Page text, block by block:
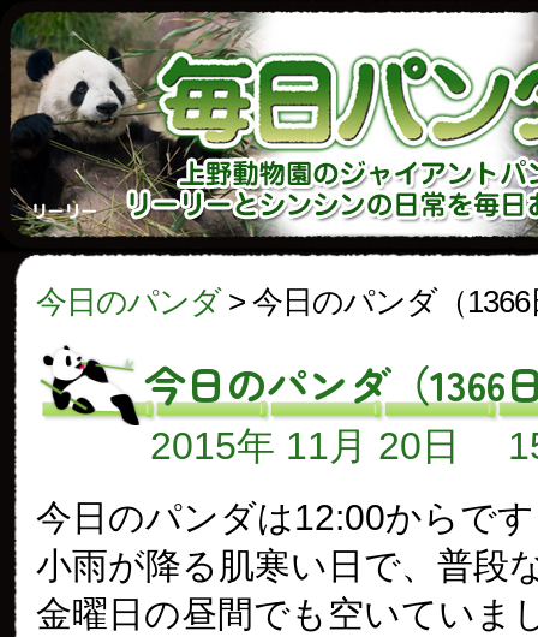
今日のパンダ> 今日のパンダ（1366
今日のパンダ（1366
2015年 11月 20日
今日のパンダは12:00からで
小雨が降る肌寒い日で、普段
金曜日の昼間でも空いていま